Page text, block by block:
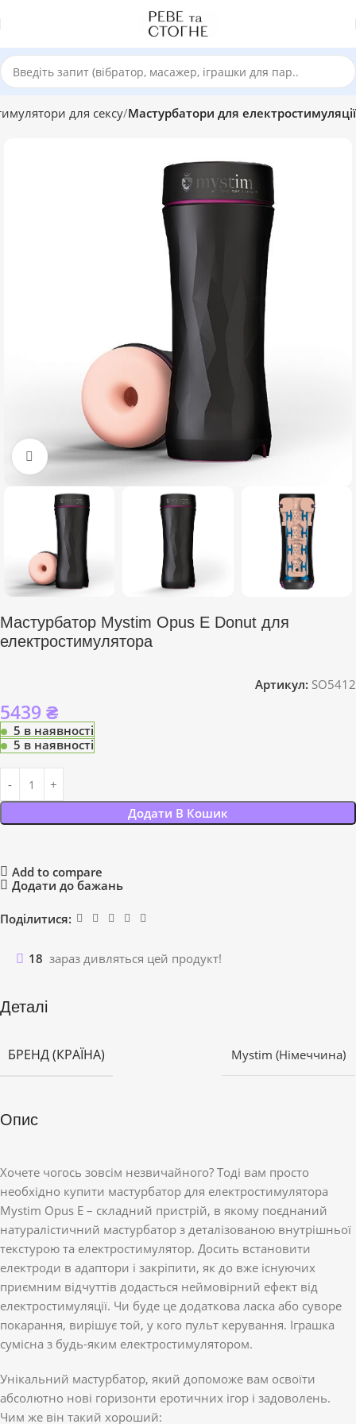
для сексу Мастурбатори для електростимуляції
Click to enlarge
Мастурбатор Mystim Opus E Donut для
електростимулятора
Артикул: SO5412
5439 ₴
5 в наявності
5 в наявності
Додати В Кошик
Add to compare
Додати до бажань
Поділитися:
18 зараз дивляться цей продукт!
Деталі
БРЕНД (КРАЇНА) Mystim (Німеччина)
Опис
Хочете чогось зовсім незвичайного? Тоді вам просто
необхідно купити мастурбатор для електростимулятора
Mystim Opus E – складний пристрій, в якому поєднаний
натуралістичний мастурбатор з деталізованою внутрішньої
текстурою та електростимулятор. Досить встановити
електроди в адаптори і закріпити, як до вже існуючих
приємним відчуттів додасться неймовірний ефект від
електростимуляції. Чи буде це додаткова ласка або суворе
покарання, вирішує той, у кого пульт керування. Іграшка
сумісна з будь-яким електростимулятором.
Унікальний мастурбатор, який допоможе вам освоїти
абсолютно нові горизонти еротичних ігор і задоволень.
Чим же він такий хороший: